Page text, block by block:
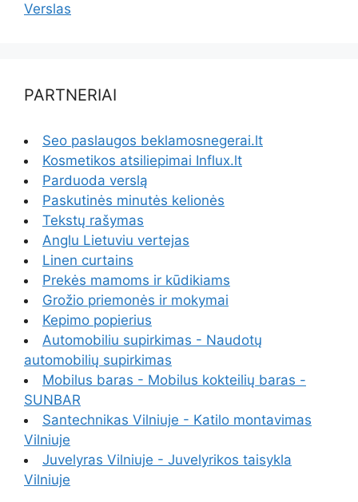
Verslas
PARTNERIAI
Seo paslaugos beklamosnegerai.lt
Kosmetikos atsiliepimai Influx.lt
Parduoda verslą
Paskutinės minutės kelionės
Tekstų rašymas
Anglu Lietuviu vertejas
Linen curtains
Prekės mamoms ir kūdikiams
Grožio priemonės ir mokymai
Kepimo popierius
Automobiliu supirkimas - Naudotų
automobilių supirkimas
Mobilus baras - Mobilus kokteilių baras -
SUNBAR
Santechnikas Vilniuje - Katilo montavimas
Vilniuje
Juvelyras Vilniuje - Juvelyrikos taisykla
Vilniuje